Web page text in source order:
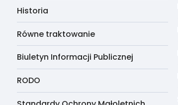
Historia
Równe traktowanie
Biuletyn Informacji Publicznej
RODO